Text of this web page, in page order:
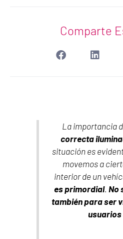
Comparte
La importancia
correcta
situación es
movemos a
interior de un
es primordial.No
también para ser
usuarios